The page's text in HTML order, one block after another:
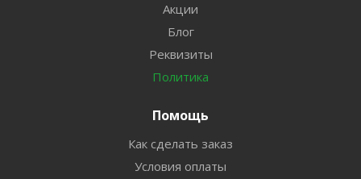
Акции
Блог
Реквизиты
Политика
Помощь
Как сделать заказ
Условия оплаты